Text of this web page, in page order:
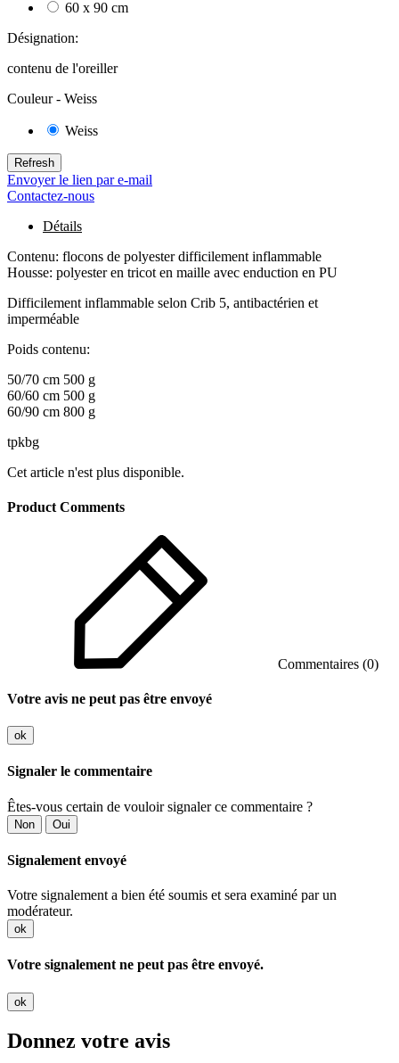
60 x 90 cm
Désignation:
contenu de l'oreiller
Couleur - Weiss
Weiss
Envoyer le lien par e-mail
Contactez-nous
Détails
Contenu: flocons de polyester difficilement inflammable
Housse: polyester en tricot en maille avec enduction en PU
Difficilement inflammable selon Crib 5, antibactérien et
imperméable
Poids contenu:
50/70 cm 500 g
60/60 cm 500 g
60/90 cm 800 g
tpkbg
Cet article n'est plus disponible.
Product Comments
Commentaires (0)
Votre avis ne peut pas être envoyé
ok
Signaler le commentaire
Êtes-vous certain de vouloir signaler ce commentaire ?
Non Oui
Signalement envoyé
Votre signalement a bien été soumis et sera examiné par un
modérateur.
ok
Votre signalement ne peut pas être envoyé.
ok
Donnez votre avis